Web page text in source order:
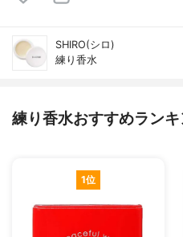
SHIRO(シロ)
練り香水
練り香水おすすめラン
1位